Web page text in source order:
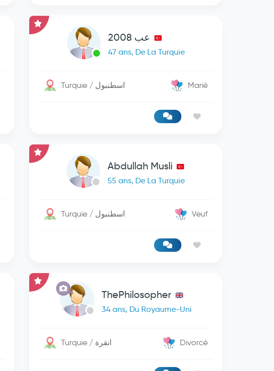
عب 2008
47 ans, De La Turquie
Turquie / اسطنبول Marié
Abdullah Musli
55 ans, De La Turquie
Turquie / اسطنبول Veuf
ThePhilosopher
34 ans, Du Royaume-Uni
Turquie / انقرة Divorcé